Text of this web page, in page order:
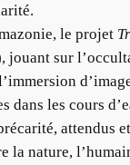
le projet
jouant sur
dans les cours
attendus
la nature,